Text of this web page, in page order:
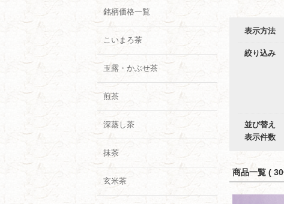
銘柄価格一覧
こいまろ茶
玉露・かぶせ茶
煎茶
深蒸し茶
抹茶
玄米茶
表示方法
絞り込み
並び替え
表示件数
商品一覧 (